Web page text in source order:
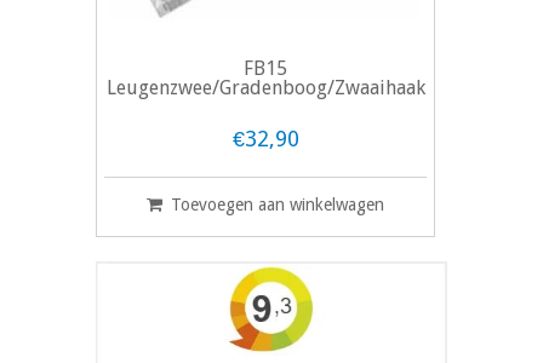
FB15
Leugenzwee/Gradenboog/Zwaaihaak
€32,90
Toevoegen aan winkelwagen